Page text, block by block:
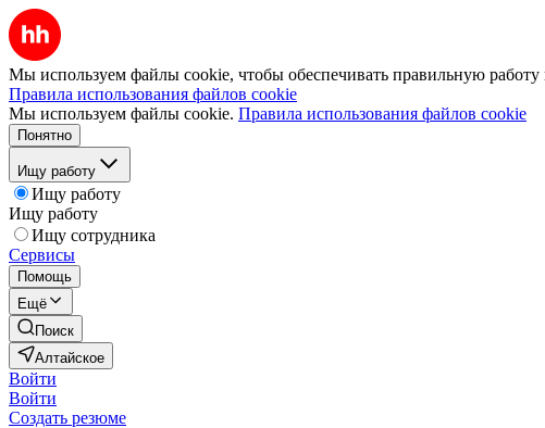
Мы используем файлы cookie, чтобы обеспечивать правильную работу
Правила использования файлов cookie
Мы используем файлы cookie. Правила использования файлов cookie
Понятно
Ищу работу
Ищу работу
Ищу работу
Ищу сотрудника
Сервисы
Помощь
Ещё
Поиск
Алтайское
Войти
Войти
Создать резюме